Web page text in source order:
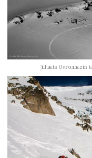
Jiihaata Ovronnazin